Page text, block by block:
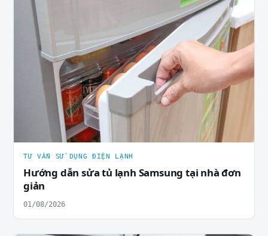
TƯ VẤN SỬ DỤNG ĐIỆN LẠNH
Hướng dẫn sửa tủ lạnh Samsung tại nhà đơn
giản
01/08/2026